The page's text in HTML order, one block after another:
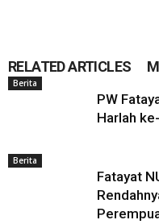
RELATED ARTICLES
Berita
PW
Harlah
Berita
Fatayat